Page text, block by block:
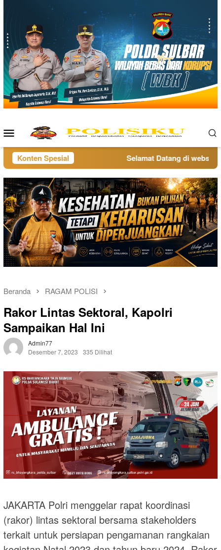
Menu
Mobile
Konten Spesial Selamat Datang di website
Beranda RAGAM POLISI
Rakor Lintas Sektoral, Kapolri
Sampaikan Hal Ini
Admin77
Desember 7, 2023
335 Dilihat
JAKARTA Polri menggelar rapat koordinasi
(rakor) lintas sektoral bersama stakeholders
terkait untuk persiapan pengamanan rangkaian